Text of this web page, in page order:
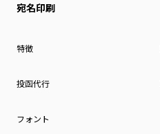
宛名印刷
特徴
投函代行
フォント